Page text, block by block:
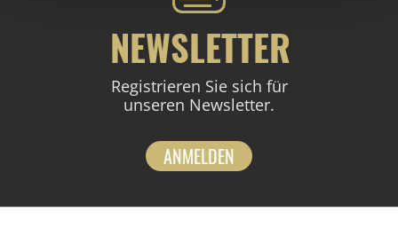
NEWSLETTER
Registrieren Sie sich für
unseren Newsletter.
ANMELDEN